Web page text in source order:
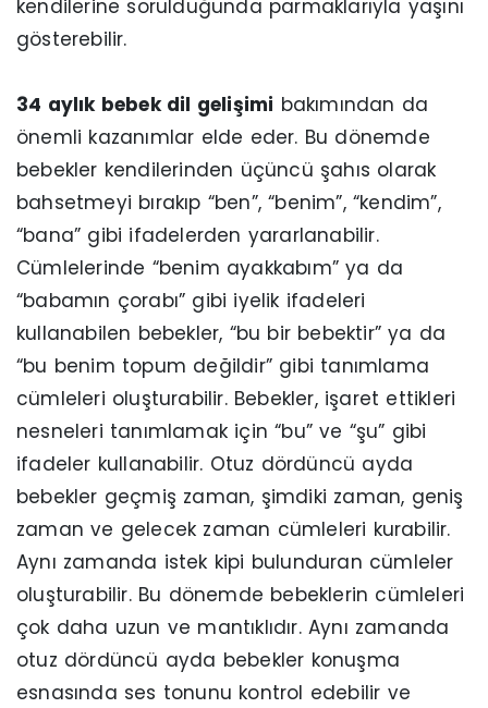
kendilerine sorulduğunda parmaklarıyla yaşını
gösterebilir.
34 aylık bebek dil gelişimi bakımından da
önemli kazanımlar elde eder. Bu dönemde
bebekler kendilerinden üçüncü şahıs olarak
bahsetmeyi bırakıp “ben”, “benim”, “kendim”,
“bana” gibi ifadelerden yararlanabilir.
Cümlelerinde “benim ayakkabım” ya da
“babamın çorabı” gibi iyelik ifadeleri
kullanabilen bebekler, “bu bir bebektir” ya da
“bu benim topum değildir” gibi tanımlama
cümleleri oluşturabilir. Bebekler, işaret ettikleri
nesneleri tanımlamak için “bu” ve “şu” gibi
ifadeler kullanabilir. Otuz dördüncü ayda
bebekler geçmiş zaman, şimdiki zaman, geniş
zaman ve gelecek zaman cümleleri kurabilir.
Aynı zamanda istek kipi bulunduran cümleler
oluşturabilir. Bu dönemde bebeklerin cümleleri
çok daha uzun ve mantıklıdır. Aynı zamanda
otuz dördüncü ayda bebekler konuşma
esnasında ses tonunu kontrol edebilir ve